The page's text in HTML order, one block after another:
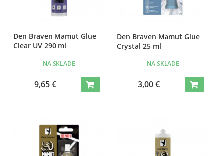
Den Braven Mamut Glue
Clear UV 290 ml
NA SKLADE
9,65 €
Den Braven Mamut Glue
Crystal 25 ml
NA SKLADE
3,00 €